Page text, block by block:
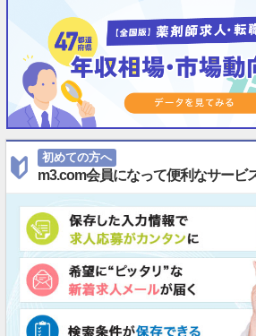
初めての方へ
m3.com会員になって便利なサービ